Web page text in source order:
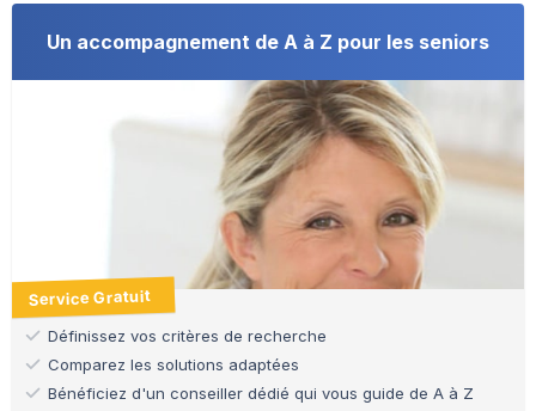
Un accompagnement de A à Z pour les seniors
Service Gratuit
Définissez vos critères de recherche
Comparez les solutions adaptées
Bénéficiez d'un conseiller dédié qui vous guide de A à Z